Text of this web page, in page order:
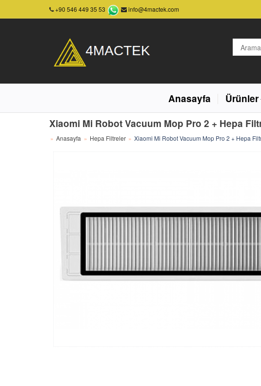
+90 546 449 35 53 info@4mactek.com
Anasayfa Ürünler
Xiaomi Mi Robot Vacuum Mop Pro 2 + Hepa
Anasayfa Hepa Filtreler Xiaomi Mi Robot Vacuum Mop Pro 2 + Hepa